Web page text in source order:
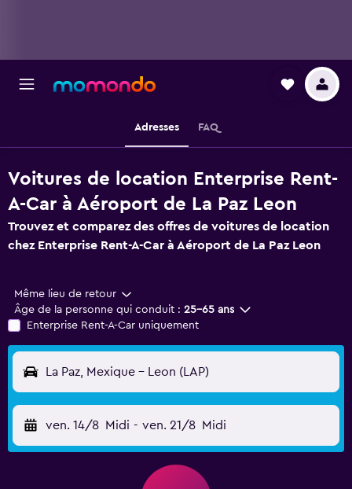
Adresses FAQ
Voitures de location Enterprise Rent-
A-Car à Aéroport de La Paz Leon
Trouvez et comparez des offres de voitures de location
chez Enterprise Rent-A-Car à Aéroport de La Paz Leon
Même lieu de retour
Âge de la personne qui conduit : 25-65 ans
Enterprise Rent-A-Car uniquement
La Paz, Mexique - Leon (LAP)
ven. 14/8 Midi - ven. 21/8 Midi